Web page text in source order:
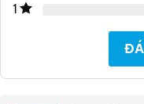
1